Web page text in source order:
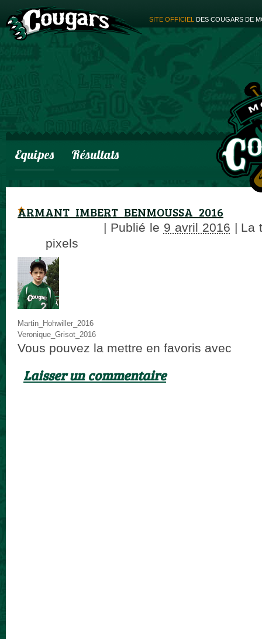
SITE OFFICIEL DES COUGARS DE
Equipes Résultats
ARMANT_IMBERT_BENMOUSSA_2016
| Publié le 9 avril 2016 | La
pixels
Martin_Hohwiller_2016
Veronique_Grisot_2016
Vous pouvez la mettre en favoris avec
Laisser un commentaire